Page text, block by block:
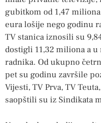
gubitkom od 1,47
eura lošije nego godinu
TV stanica iznosili su
dostigli 11,32 miliona a
radnika. Od ukupno
pet su godinu završile
Vijesti, TV Prva, TV
saopštili su iz Sindikata